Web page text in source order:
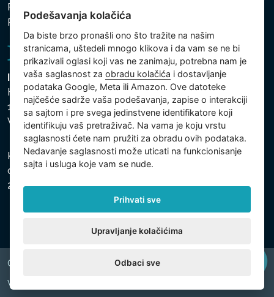
Politika zaštite ličnih i drugih obrađivanih podataka
Politika kolačića
Intex Trading, s.r.o.
Hradecká 2526/3
130 00 Praha 3
Vinohrady - Česká republika
Kompanija je registrovana u Opštinskom sudu u Pragu,
odeljak C, uložak 74759, Identifikacioni broj kompanije:
26150808, Poreski identifikacioni broj: CZ26150808.
Copyright © 2026 INTEX TRADING s.r.o. All rights reserved.
Web by
Podešavanja kolačića
Da biste brzo pronašli ono što tražite na našim
stranicama, uštedeli mnogo klikova i da vam se ne bi
prikazivali oglasi koji vas ne zanimaju, potrebna nam je
vaša saglasnost zaobradu kolačića i dostavljanje
podataka Google, Meta ili Amazon. Ove datoteke
najčešće sadrže vaša podešavanja, zapise o interakciji
sa sajtom i pre svega jedinstvene identifikatore koji
identifikuju vaš pretraživač. Na vama je koju vrstu
saglasnosti ćete nam pružiti za obradu ovih podataka.
Nedavanje saglasnosti može uticati na funkcionisanje
sajta i usluga koje vam se nude.
Prihvati sve
Upravljanje kolačićima
Odbaci sve